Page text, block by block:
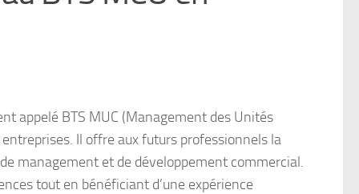
appelé BTS MUC (Management des Unités
Il offre aux futurs professionnels la
management et de développement commercial.
tout en bénéficiant d’une expérience